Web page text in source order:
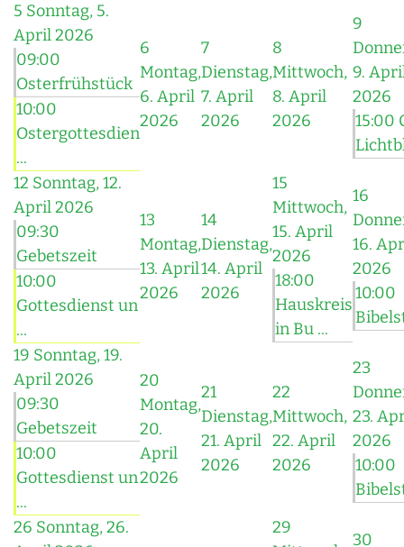
5 Sonntag, 5.
April 2026
09:00
Osterfrühstück
10:00
Ostergottesdien
...
6
Montag,
6. April
2026
7
Dienstag,
7. April
2026
8
Mittwoch,
8. April
2026
9
9.
2026
15:00
12 Sonntag, 12.
April 2026
09:30
Gebetszeit
10:00
Gottesdienst un
...
13
Montag,
13. April
2026
14
Dienstag,
14. April
2026
15
Mittwoch,
15. April
2026
18:00
Hauskreis
in Bu ...
16
16.
2026
10:00
19 Sonntag, 19.
April 2026
09:30
Gebetszeit
10:00
Gottesdienst un
...
20
Montag,
20.
April
2026
21
Dienstag,
21. April
2026
22
Mittwoch,
22. April
2026
23
23.
2026
10:00
26 Sonntag, 26.
29
30